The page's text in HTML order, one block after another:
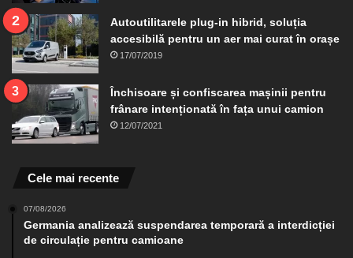
Autoutilitarele plug-in hibrid, soluția
accesibilă pentru un aer mai curat în orașe
17/07/2019
Închisoare și confiscarea mașinii pentru
frânare intenționată în fața unui camion
12/07/2021
Cele mai recente
07/08/2026
Germania analizează suspendarea temporară a interdicției
de circulație pentru camioane